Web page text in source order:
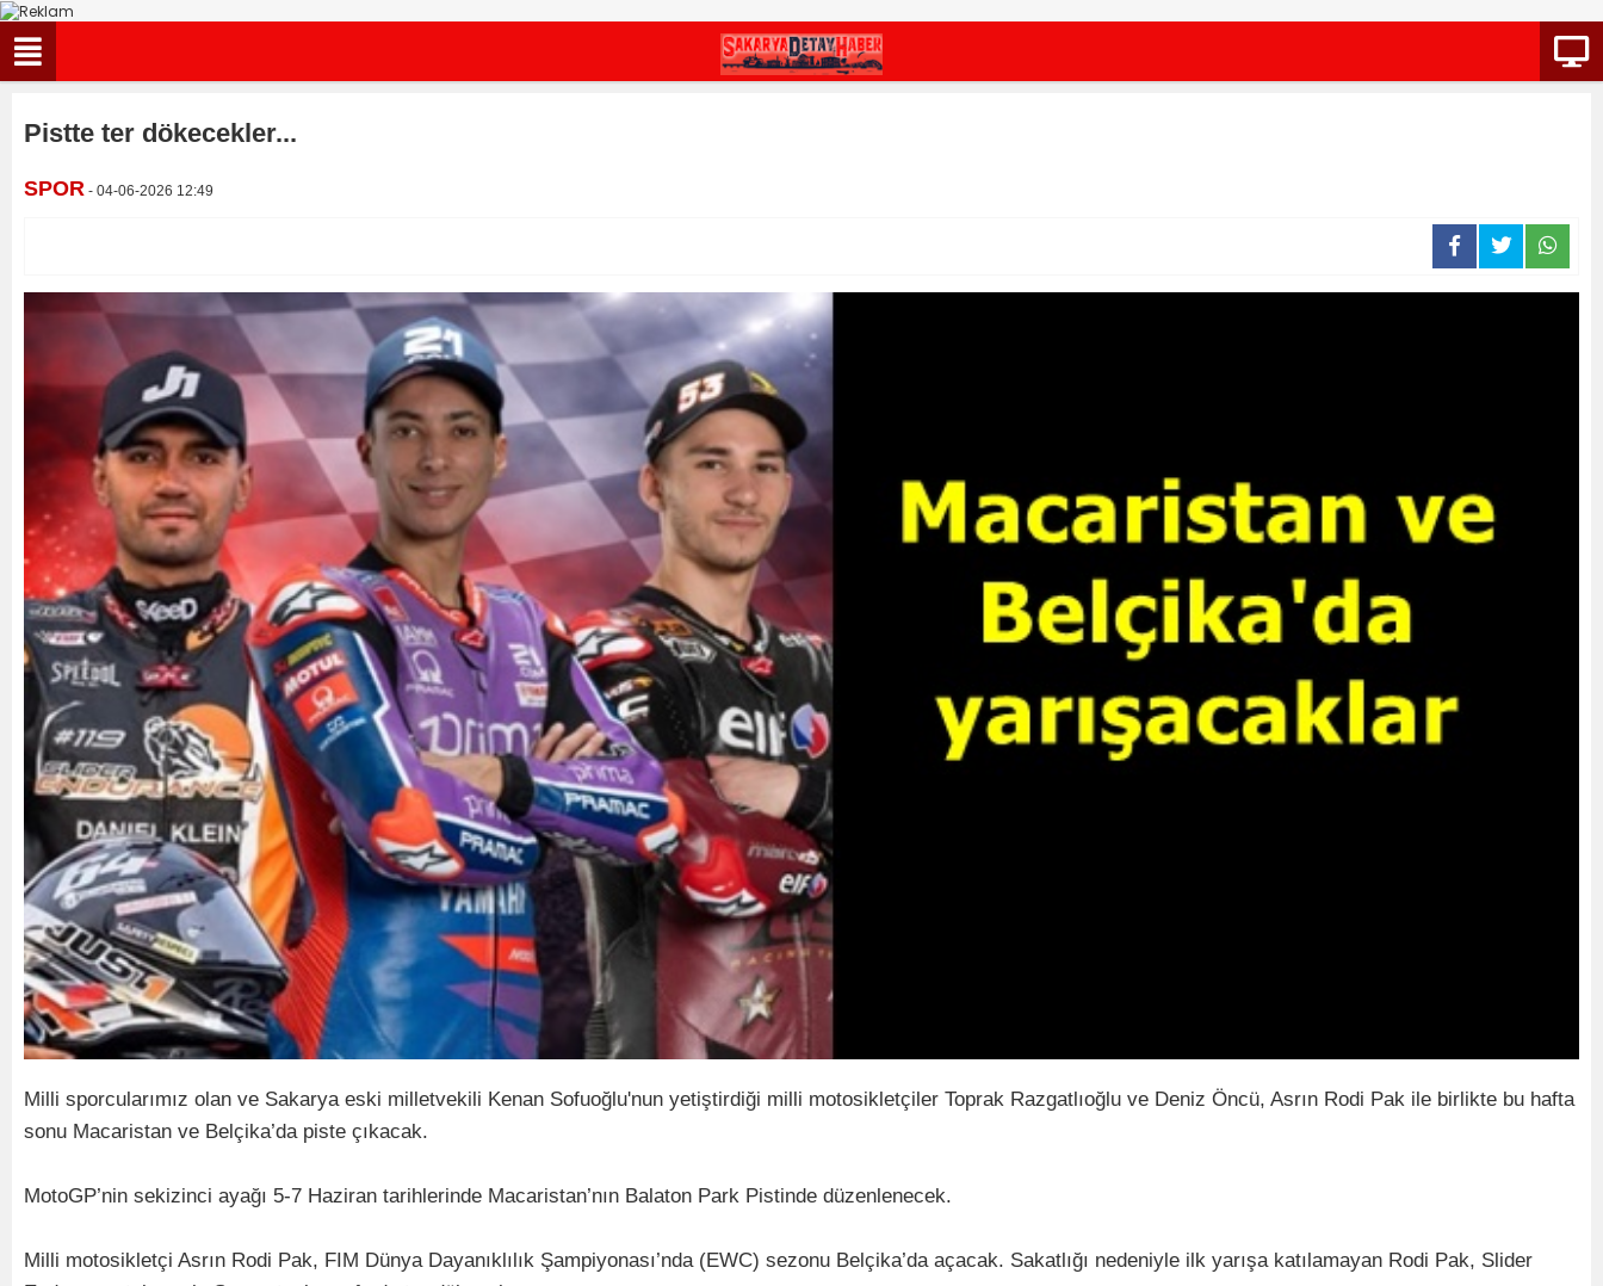
Pistte ter dökecekler...
SPOR - 04-06-2026 12:49
Milli sporcularımız olan ve Sakarya eski milletvekili Kenan Sofuoğlu'nun yetiştirdiği milli motosikletçiler Toprak Razgatlıoğlu ve Deniz Öncü, Asrın Rodi Pak ile birlikte bu hafta
sonu Macaristan ve Belçika’da piste çıkacak.
MotoGP’nin sekizinci ayağı 5-7 Haziran tarihlerinde Macaristan’nın Balaton Park Pistinde düzenlenecek.
Milli motosikletçi Asrın Rodi Pak, FIM Dünya Dayanıklılık Şampiyonası’nda (EWC) sezonu Belçika’da açacak. Sakatlığı nedeniyle ilk yarışa katılamayan Rodi Pak, Slider